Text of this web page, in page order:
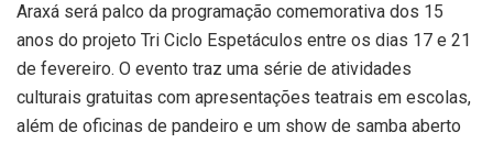
Araxá será palco da programação comemorativa dos 15
anos do projeto Tri Ciclo Espetáculos entre os dias 17 e 21
de fevereiro. O evento traz uma série de atividades
culturais gratuitas com apresentações teatrais em escolas,
além de oficinas de pandeiro e um show de samba aberto